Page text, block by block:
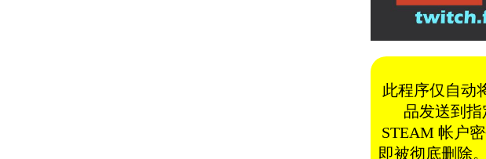
此程序仅自动
品发送到
STEAM 帐户
即被彻底删除